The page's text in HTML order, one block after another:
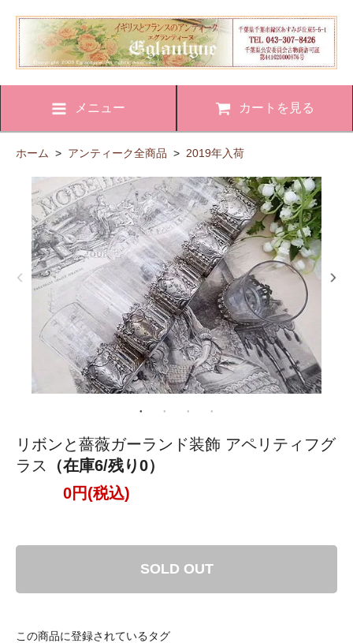
メニュー カートを見る
ホーム > アンティーク全商品 > 2019年入荷
リボンと薔薇ガーランド装飾 アペリティフグ
ラス
（在庫6/残り0）
0円(税込)
SOLD OUT
この商品に登録されているタグ